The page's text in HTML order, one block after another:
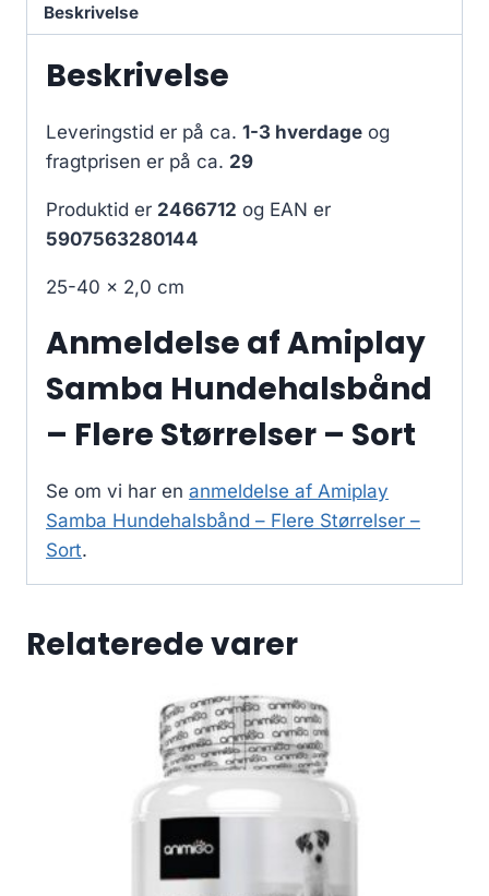
Beskrivelse
Beskrivelse
Leveringstid er på ca. 1-3 hverdage og
fragtprisen er på ca. 29
Produktid er 2466712 og EAN er
5907563280144
25-40 x 2,0 cm
Anmeldelse af Amiplay
Samba Hundehalsbånd
– Flere Størrelser – Sort
Se om vi har en anmeldelse af Amiplay
Samba Hundehalsbånd – Flere Størrelser –
Sort.
Relaterede varer